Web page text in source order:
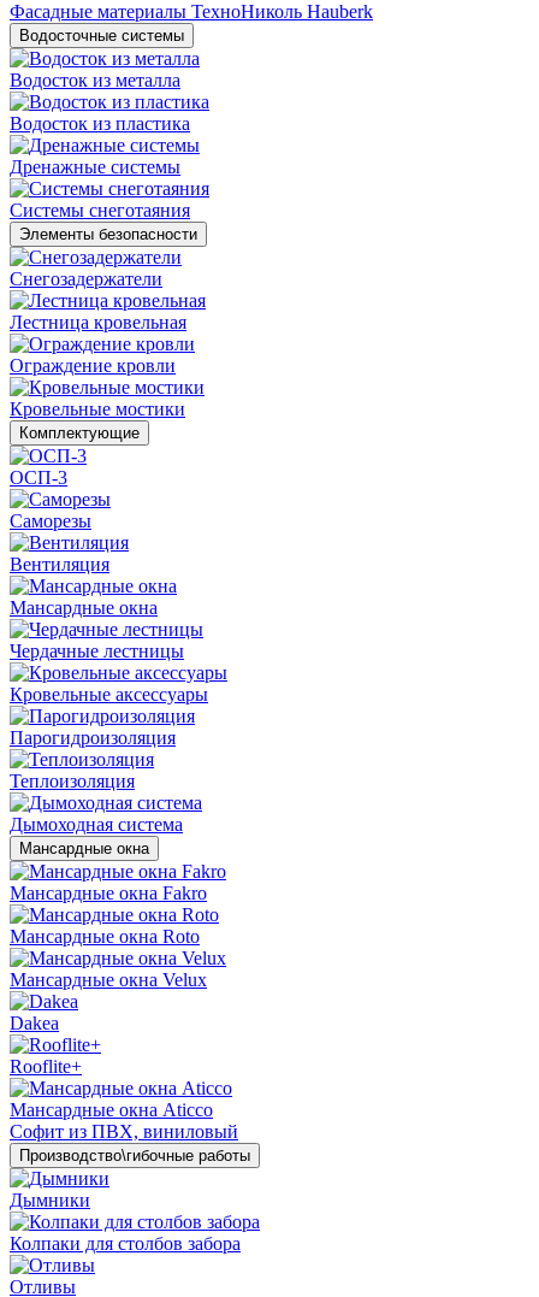
Фасадные материалы ТехноНиколь Hauberk
Водосточные системы
Водосток из металла
Водосток из пластика
Дренажные системы
Системы снеготаяния
Элементы безопасности
Снегозадержатели
Лестница кровельная
Ограждение кровли
Кровельные мостики
Комплектующие
ОСП-3
Саморезы
Вентиляция
Мансардные окна
Чердачные лестницы
Кровельные аксессуары
Парогидроизоляция
Теплоизоляция
Дымоходная система
Мансардные окна
Мансардные окна Fakro
Мансардные окна Roto
Мансардные окна Velux
Dakea
Rooflite+
Мансардные окна Aticco
Софит из ПВХ, виниловый
Производство\гибочные работы
Дымники
Колпаки для столбов забора
Отливы